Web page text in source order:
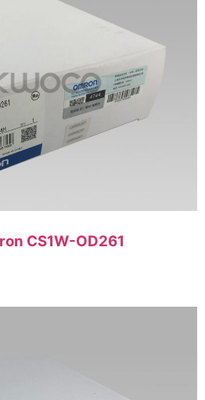
CS1W-OD261